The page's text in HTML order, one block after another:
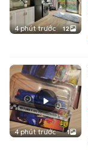
4 phút trước 12
4 phút trước 1